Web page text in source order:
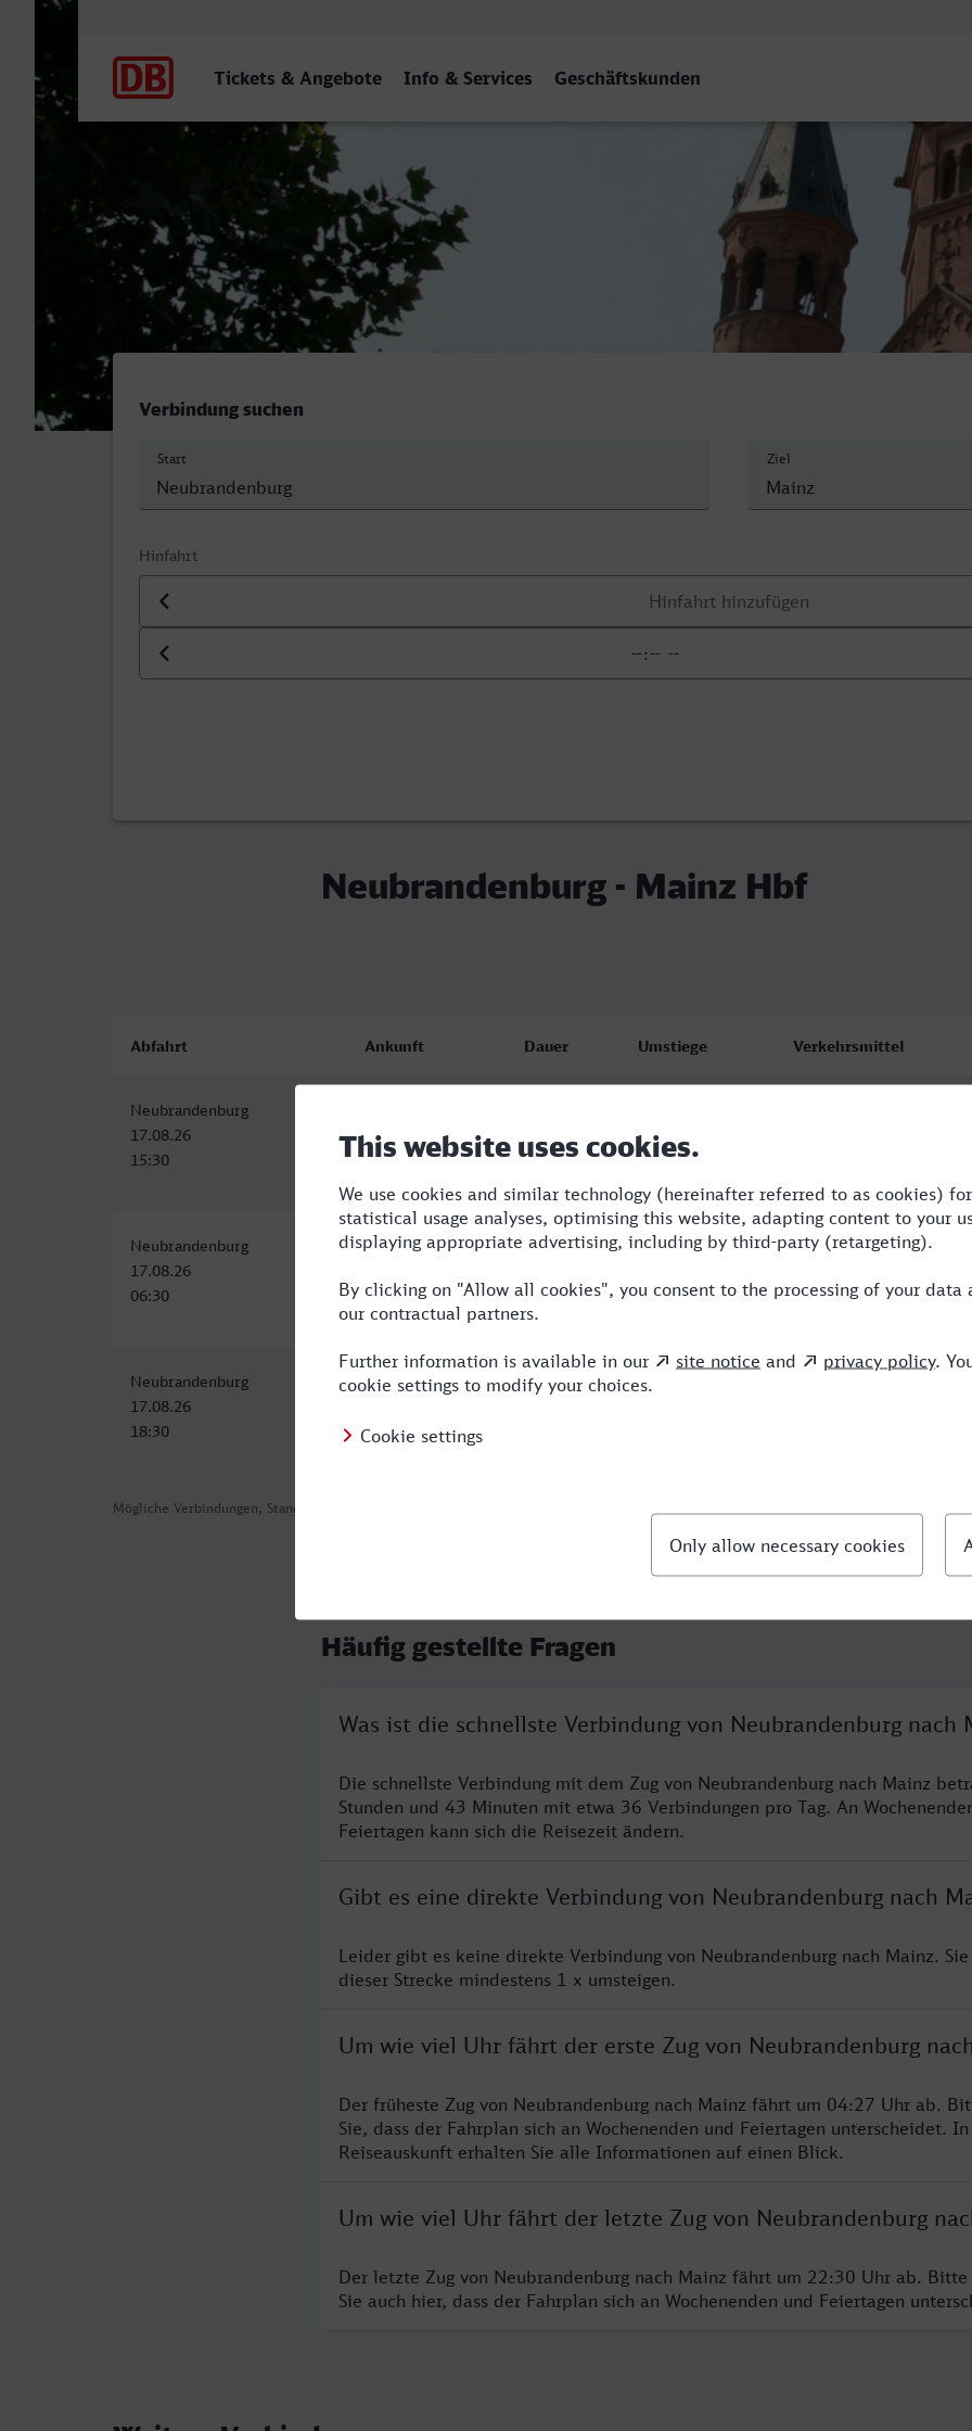
Tickets & Angebote Info & Services Geschäftskunden
Neubrandenburg - Mainz Hbf
Verbindung suchen
Start Ziel
Hinfahrt
Datum der Hinfahrt
Uhrzeit der Hinfahrt
Neubrandenburg - Mainz Hbf
Mögliche Verbindungen, Stand: 2026-08-03 14:58
Abfahrt Ankunft Dauer Umstiege Verkehrsmittel
Neubrandenburg
17.08.26
15:30
17.08.26
22:13
Neubrandenburg
17.08.26
06:30
Mainz Hbf
13:48
7:18 3 RE,ICE,VIA,HLB
Neubrandenburg
17.08.26
18:30
Mainz Hbf
05:30
11:00 2
Häufig gestellte Fragen
Was ist die schnellste Verbindung von Neubrandenburg nach
Die schnellste Verbindung mit dem Zug von Neubrandenburg nach Mainz
Stunden und 43 Minuten mit etwa 36 Verbindungen pro Tag. An
Feiertagen kann sich die Reisezeit ändern.
Gibt es eine direkte Verbindung von Neubrandenburg nach
Leider gibt es keine direkte Verbindung von Neubrandenburg nach Mainz. Sie
dieser Strecke mindestens 1 x umsteigen.
Um wie viel Uhr fährt der erste Zug von Neubrandenburg
Der früheste Zug von Neubrandenburg nach Mainz fährt um 04:27 Uhr ab.
Sie, dass der Fahrplan sich an Wochenenden und Feiertagen unterscheidet.
Reiseauskunft erhalten Sie alle Informationen auf einen Blick.
Um wie viel Uhr fährt der letzte Zug von Neubrandenburg
Der letzte Zug von Neubrandenburg nach Mainz fährt um 22:30 Uhr ab. Bitte
Sie auch hier, dass der Fahrplan sich an Wochenenden und Feiertagen